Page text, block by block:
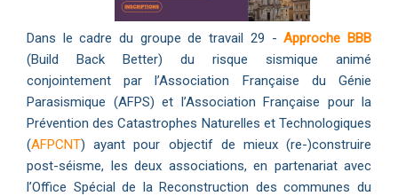
Dans le cadre du groupe de travail 29 -Approche BBB
(Build Back Better)
du risque sismique animé
conjointement par l’Association Française du Génie
Parasismique (AFPS) et l’Association Française pour la
Prévention des Catastrophes Naturelles et Technologiques
(AFPCNT) ayant pour objectif de mieux (re-)construire
post-séisme, les deux associations, en partenariat avec
l’Office Spécial de la Reconstruction des communes du